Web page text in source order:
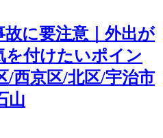
に要注意｜外出が
を付けたいポイン
/西京区/北区/宇治市
山